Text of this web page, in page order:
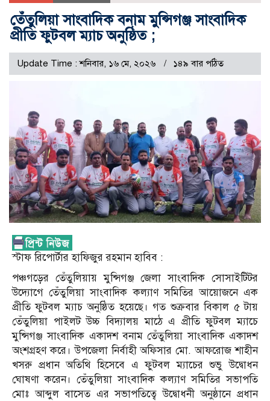
তেঁতুলিয়া সাংবাদিক বনাম মুন্সিগঞ্জ সাংবাদিক
প্রীতি ফুটবল ম্যাচ অনুষ্ঠিত ;
Update Time : শনিবার, ১৬ মে, ২০২৬ ১৪৯ বার পঠিত
স্টাফ রিপোর্টার হাফিজুর রহমান হাবিব :
পঞ্চগড়ের তেঁতুলিয়ায় মুন্সিগঞ্জ জেলা সাংবাদিক সোসাইটিটর
উদ্যোগে তেঁতুলিয়া সাংবাদিক কল্যাণ সমিতির আয়োজনে এক
প্রীতি ফুটবল ম্যাচ অনুষ্ঠিত হয়েছে। গত শুক্রবার বিকাল ৫ টায়
তেঁতুলিয়া পাইলট উচ্চ বিদ্যালয় মাঠে এ প্রীতি ফুটবল ম্যাচে
মুন্সিগঞ্জ সাংবাদিক একাদশ বনাম তেঁতুলিয়া সাংবাদিক একাদশ
অংশগ্রহণ করে। উপজেলা নির্বাহী অফিসার মো. আফরোজ শাহীন
খসরু প্রধান অতিথি হিসেবে এ ফুটবল ম্যাচের শুভু উদ্বোধন
ঘোষণা করেন। তেঁতুলিয়া সাংবাদিক কল্যাণ সমিতির সভাপতি
মোঃ আব্দুল বাসেত এর সভাপতিত্বে উদ্বোধনী অনুষ্ঠানে প্রধান